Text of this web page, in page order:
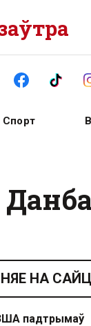
Спорт
НА
падтрымаў